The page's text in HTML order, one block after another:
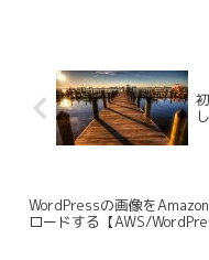
WordPressの画像を
ロードする【AWS/